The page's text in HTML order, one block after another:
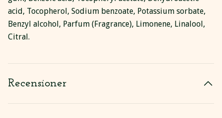
acid, Tocopherol, Sodium benzoate, Potassium sorbate,
Benzyl alcohol, Parfum (Fragrance), Limonene, Linalool,
Citral.
Recensioner